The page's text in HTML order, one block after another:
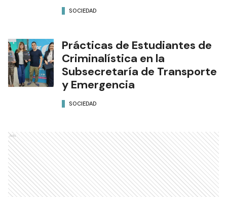
SOCIEDAD
Prácticas de Estudiantes de
Criminalística en la
Subsecretaría de Transporte
y Emergencia
SOCIEDAD
Ads